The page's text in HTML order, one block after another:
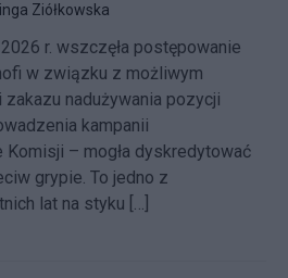
Ziółkowska
r. wszczęła postępowanie
w związku z możliwym
zakazu nadużywania pozycji
kampanii
Komisji – mogła dyskredytować
grypie. To jedno z
lat na styku […]